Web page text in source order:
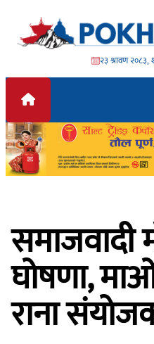
Skip to content
२३ श्रावण २०८३,
समाजवादी
घोषणा,
राना